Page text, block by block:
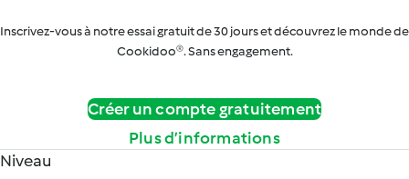
Inscrivez-vous à notre essai gratuit de 30 jours et découvrez le monde de
Cookidoo®. Sans engagement.
Créer un compte gratuitement
Plus d’informations
Niveau